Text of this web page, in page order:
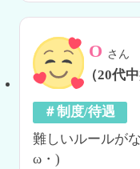
O さん
（20代中
＃制度/待遇
難しいルールが
ω・)